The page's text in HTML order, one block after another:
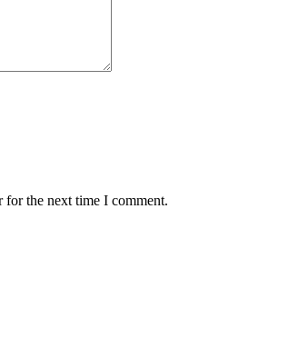
for the next time I comment.